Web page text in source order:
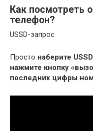
Как посмотреть
телефон?
USSD-запрос
Просто наберите
нажмите кнопку
последних цифры